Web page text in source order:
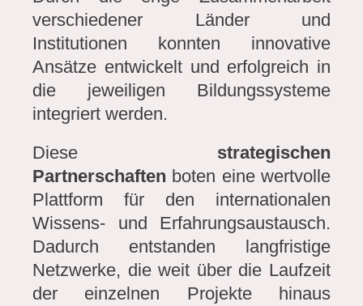
verschiedener Länder und
Institutionen konnten innovative
Ansätze entwickelt und erfolgreich in
die jeweiligen Bildungssysteme
integriert werden.
Diese strategischen
Partnerschaften boten eine wertvolle
Plattform für den internationalen
Wissens- und Erfahrungsaustausch.
Dadurch entstanden langfristige
Netzwerke, die weit über die Laufzeit
der einzelnen Projekte hinaus